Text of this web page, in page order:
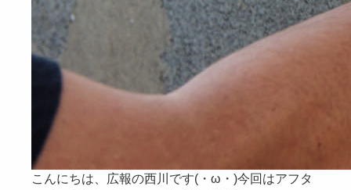
こんにちは、広報の西川です(・ω・)今回はアフタ